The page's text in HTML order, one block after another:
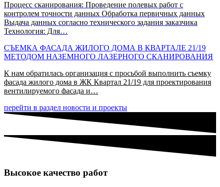
Процесс сканирования: Проведение полевых работ с
контролем точности данных Обработка первичных данных
Выдача данных согласно технического задания заказчика
Технология: Для…
СЪЕМКА ФАСАДА ЖИЛОГО ДОМА В КВАРТАЛЕ 21/19
МЕТОДОМ НАЗЕМНОГО ЛАЗЕРНОГО СКАНИРОВАНИЯ
К нам обратилась организация с просьбой выполнить съемку
фасада жилого дома в ЖК Квартал 21/19 для проектирования
вентилируемого фасада и…
перейти в раздел новости и проекты
Высокое качество работ